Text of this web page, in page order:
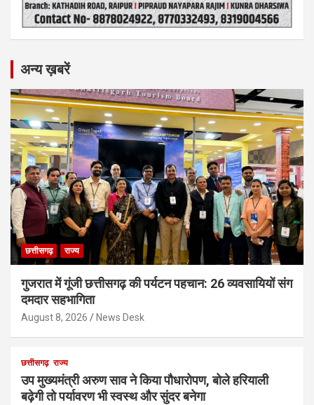
अन्य ख़बरें
छत्तीसगढ़ राज्य
गुजरात में गूंजी छत्तीसगढ़ की पर्यटन पहचान: 26 व्यवसायियों संग
दमदार सहभागिता
August 8, 2026 News Desk
छत्तीसगढ़ राज्य
उप मुख्यमंत्री अरुण साव ने किया पौधारोपण, बोले हरियाली
बढ़ेगी तो पर्यावरण भी स्वस्थ और सुंदर बनेगा